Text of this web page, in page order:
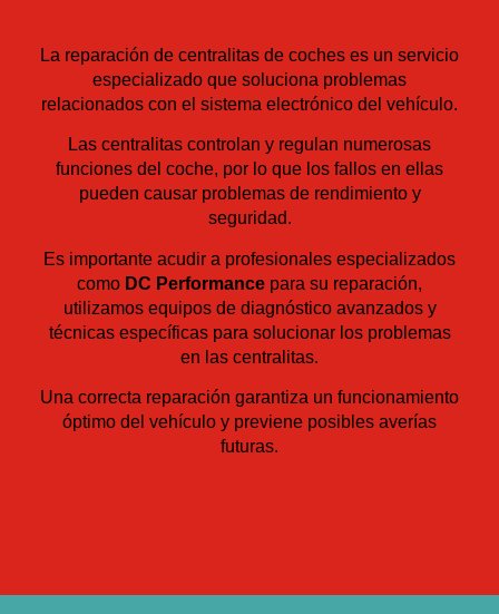
La reparación de centralitas de coches es un servicio
especializado que soluciona problemas
relacionados con el sistema electrónico del vehículo.
Las centralitas controlan y regulan numerosas
funciones del coche, por lo que los fallos en ellas
pueden causar problemas de rendimiento y
seguridad.
Es importante acudir a profesionales especializados
como DC Performance para su reparación,
utilizamos equipos de diagnóstico avanzados y
técnicas específicas para solucionar los problemas
en las centralitas.
Una correcta reparación garantiza un funcionamiento
óptimo del vehículo y previene posibles averías
futuras.